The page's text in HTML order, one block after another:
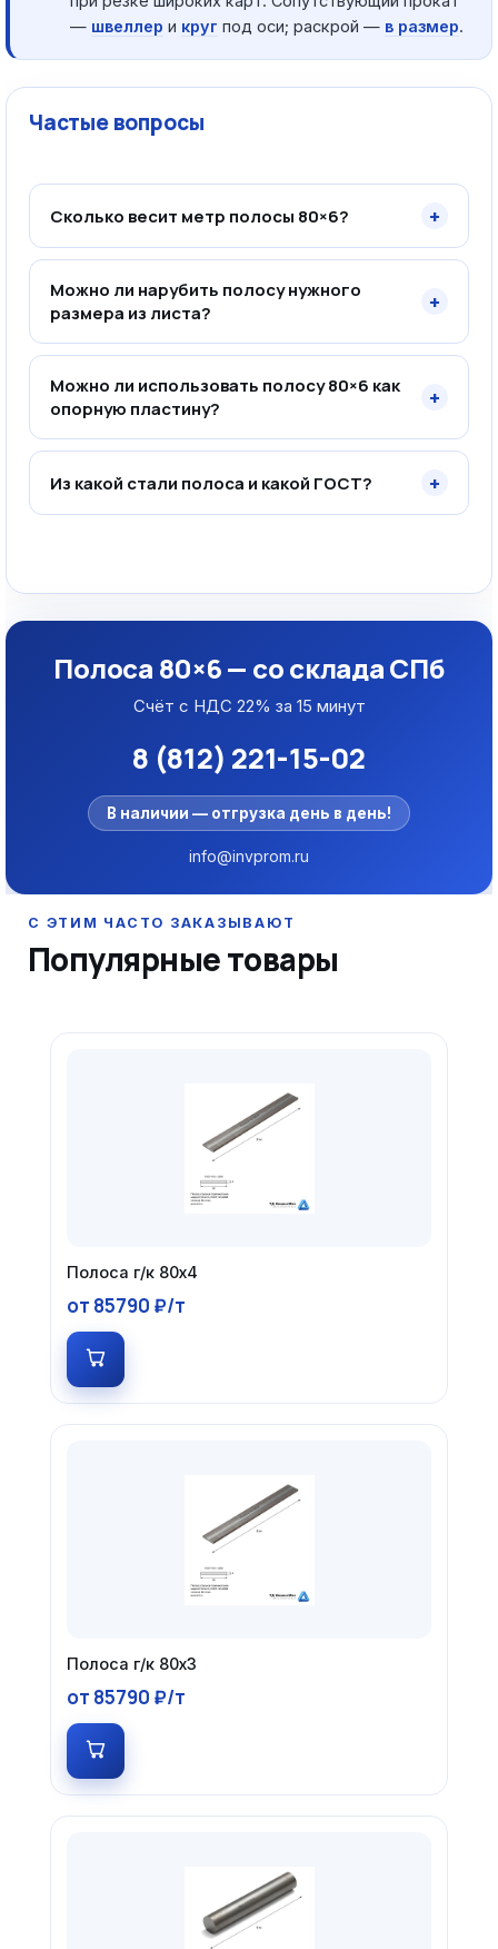
— швеллер и круг под оси; раскрой — в размер.
Частые вопросы
Сколько весит метр полосы 80×6? +
Можно ли нарубить полосу нужного
размера из листа?
+
Можно ли использовать полосу 80×6 как
опорную пластину?
+
Из какой стали полоса и какой ГОСТ? +
Полоса 80×6 — со склада СПб
Счёт с НДС 22% за 15 минут
8 (812) 221-15-02
В наличии — отгрузка день в день!
info@invprom.ru
Популярные товары
Полоса г/к 80х4
от 85790 ₽/т
Полоса г/к 80х3
от 85790 ₽/т